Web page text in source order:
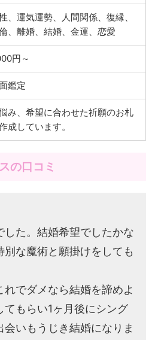
、運気運勢、人間関係、復縁、
、離婚、結婚、金運、恋愛
円～
鑑定
み、希望に合わせた祈願のお札
成しています。
の口コミ
した。結婚希望でしたかな
別な魔術と願掛けをしても
でダメなら結婚を諦めよ
てもらい1ヶ月後にシング
いもうじき結婚になりま